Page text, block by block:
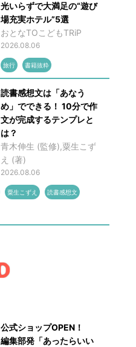
光いらずで大満足の“遊び
場充実ホテル”5選
おとなTOこどもTRiP
2026.08.06
旅行 書籍抜粋
読書感想文は「あなう
め」でできる！ 10分で作
文が完成するテンプレと
は？
青木伸生 (監修),粟生こず
え (著)
2026.08.06
粟生こずえ 読書感想文
公式ショップOPEN！
編集部発「あったらいい